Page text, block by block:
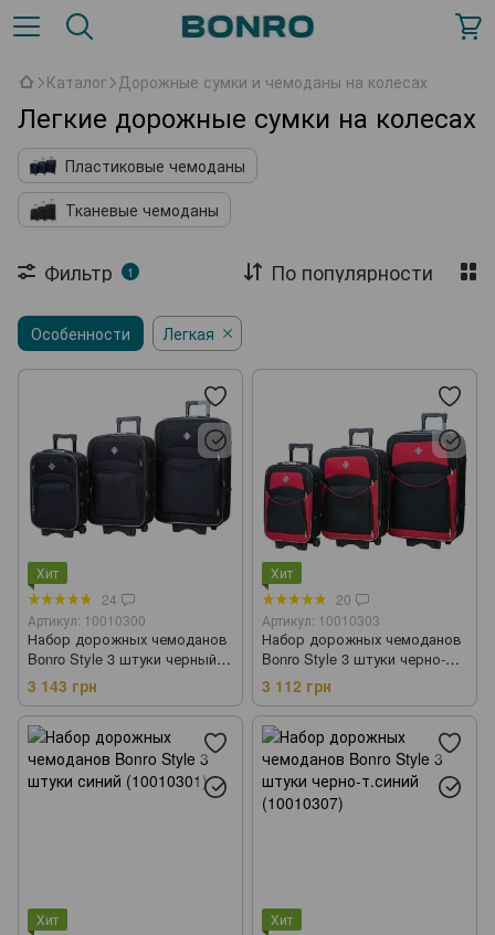
Каталог Дорожные сумки и чемоданы на колесах
Легкие дорожные сумки на колесах
Пластиковые чемоданы
Тканевые чемоданы
Фильтр 1 По популярности
Особенности Легкая
Хит
24
Артикул: 10010300
Набор дорожных чемоданов
Bonro Style 3 штуки черный
(10010300)
3 143 грн
Хит
20
Артикул: 10010303
Набор дорожных чемоданов
Bonro Style 3 штуки черно-
красный (10010303)
3 112 грн
Хит
Хит